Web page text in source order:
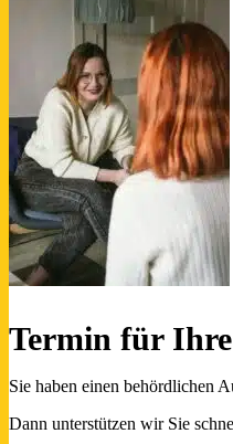
Termin für Ihre
Sie haben einen behördlichen
Dann unterstützen wir Sie